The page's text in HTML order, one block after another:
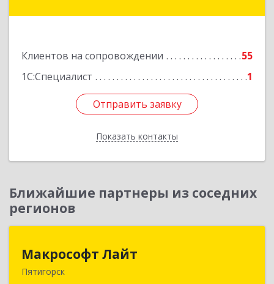
Клиентов на сопровождении
55
1С:Специалист
1
Отправить заявку
Показать контакты
Отправить заявку
Назад
Ближайшие партнеры из соседних
регионов
Макрософт Лайт
Пятигорск357501, Ставропольский край, Пятигорск г,